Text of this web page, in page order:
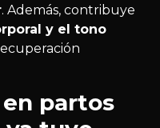
. Además, contribuye
y el tono
partos